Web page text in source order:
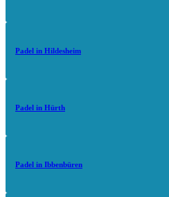
Padel in Hildesheim
Padel in Hürth
Padel in Ibbenbüren